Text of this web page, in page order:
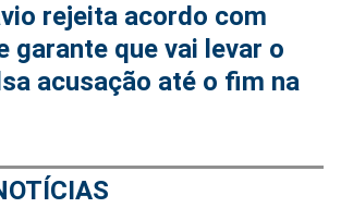
rejeita acordo com
garante que vai levar o
acusação até o fim na